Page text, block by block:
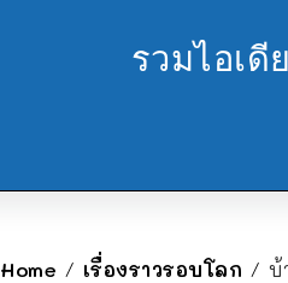
รวมไอเดี
Home / เรื่องราวรอบโลก / บ้